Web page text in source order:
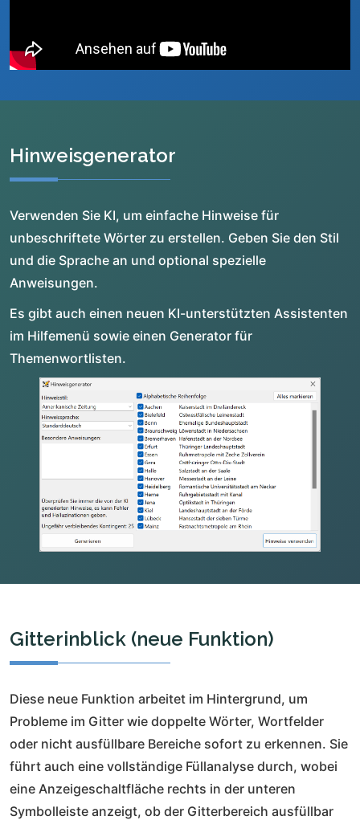
Hinweisgenerator
Verwenden Sie KI, um einfache Hinweise für
unbeschriftete Wörter zu erstellen. Geben Sie den Stil
und die Sprache an und optional spezielle
Anweisungen.
Es gibt auch einen neuen KI-unterstützten Assistenten
im Hilfemenü sowie einen Generator für
Themenwortlisten.
Gitterinblick (neue Funktion)
Diese neue Funktion arbeitet im Hintergrund, um
Probleme im Gitter wie doppelte Wörter, Wortfelder
oder nicht ausfüllbare Bereiche sofort zu erkennen. Sie
führt auch eine vollständige Füllanalyse durch, wobei
eine Anzeigeschaltfläche rechts in der unteren
Symbolleiste anzeigt, ob der Gitterbereich ausfüllbar